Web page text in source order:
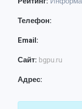
Телефон:
Email:
Сайт: bgpu.ru
Адрес: